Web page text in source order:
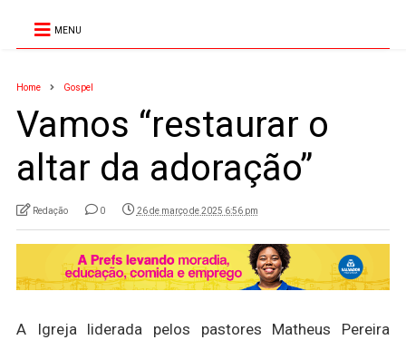
MENU
Home Gospel
Vamos “restaurar o
altar da adoração”
Redação 0 26 de março de 2025 6:56 pm
A Igreja liderada pelos pastores Matheus Pereira